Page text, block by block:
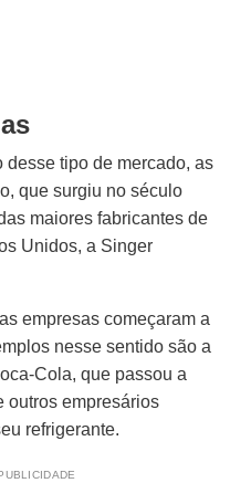
tipo de mercado, as
que surgiu no século
maiores fabricantes de
Unidos, a Singer
empresas começaram a
nesse sentido são a
Cola, que passou a
outros empresários
refrigerante.